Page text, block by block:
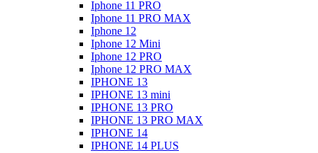
Iphone 11 PRO
Iphone 11 PRO MAX
Iphone 12
Iphone 12 Mini
Iphone 12 PRO
Iphone 12 PRO MAX
IPHONE 13
IPHONE 13 mini
IPHONE 13 PRO
IPHONE 13 PRO MAX
IPHONE 14
IPHONE 14 PLUS